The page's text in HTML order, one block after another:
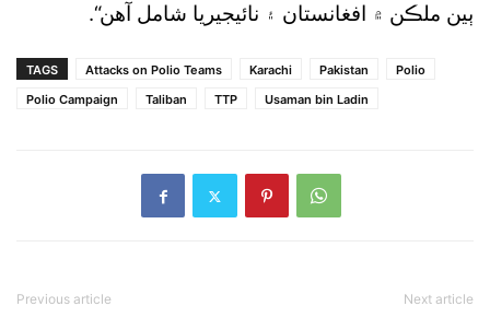
ٻين ملڪن ۾ افغانستان ۽ نائيجيريا شامل آهن“.
TAGS Attacks on Polio Teams Karachi Pakistan
Polio
Polio Campaign
Taliban TTP Usaman bin Ladin
Previous article Next article